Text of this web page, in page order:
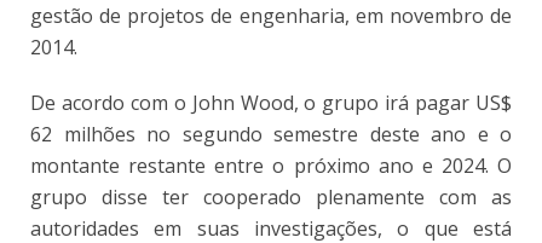
gestão de projetos de engenharia, em novembro de
2014.
De acordo com o John Wood, o grupo irá pagar US$
62 milhões no segundo semestre deste ano e o
montante restante entre o próximo ano e 2024. O
grupo disse ter cooperado plenamente com as
autoridades em suas investigações, o que está